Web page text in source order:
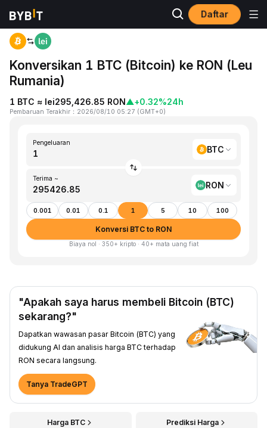
Daftar
Beranda
Konversikan 1 BTC (Bitcoin) ke RON (Leu
Rumania)
1 BTC ≈ lei295,426.85 RON▲+0.32%24h
Pembaruan Terakhir ： 2026/08/10 05:27 (GMT+0)
Pengeluaran
BTC
Terima ~
RON
0.001 0.01 0.1 1 5 10 100
Konversi BTC to RON
Biaya nol · 350+ kripto · 40+ mata uang fiat
"Apakah saya harus membeli Bitcoin (BTC)
sekarang?"
Dapatkan wawasan pasar Bitcoin (BTC) yang
didukung AI dan analisis harga BTC terhadap
RON secara langsung.
Tanya TradeGPT
Harga BTC Prediksi Harga